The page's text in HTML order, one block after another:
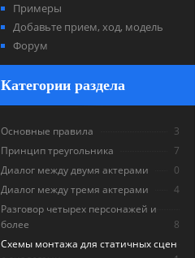
Примеры
Добавьте прием, ход, модель
Форум
Категории раздела
Основные правила
3
Принцип треугольника
7
Диалог между двумя актерами
0
Диалог между тремя актерами
4
Разговор четырех персонажей и
более
8
Схемы монтажа для статичных сцен